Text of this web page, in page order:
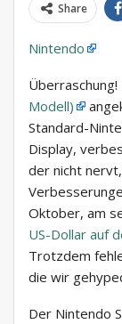
Share
Nintendo
Modell)
Standard-
Display,
der nicht
Oktober, am
US-Dollar auf
Trotzdem
die wir
Der Nintendo